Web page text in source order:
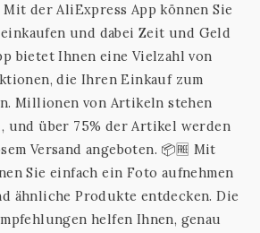
der AliExpress App können Sie
und dabei Zeit und Geld
bietet Ihnen eine Vielzahl von
die Ihren Einkauf zum
Millionen von Artikeln stehen
und über 75% der Artikel werden
Versand angeboten. 📦🆓 Mit
Sie einfach ein Foto aufnehmen
ähnliche Produkte entdecken. Die
helfen Ihnen, genau